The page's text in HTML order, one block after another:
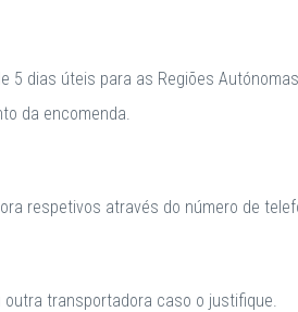
5 dias úteis para as Regiões
da encomenda.
respetivos através do número de
outra transportadora caso o justifique.